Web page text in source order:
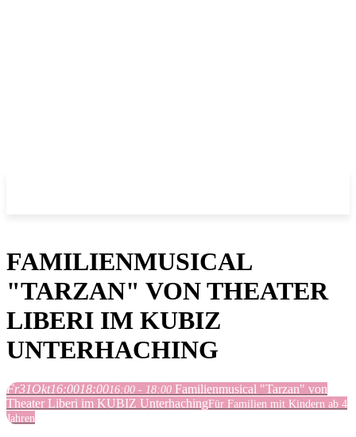
FAMILIENMUSICAL
"TARZAN" VON THEATER
LIBERI IM KUBIZ
UNTERHACHING
Fr31Okt16:0018:0016:00 - 18:00 Familienmusical "Tarzan" von
Theater Liberi im KUBIZ UnterhachingFür Familien mit Kindern ab 4
Jahren